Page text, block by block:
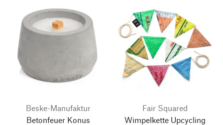
Beske-Manufaktur
Betonfeuer Konus
Fair Squared
Wimpelkette Upcycling